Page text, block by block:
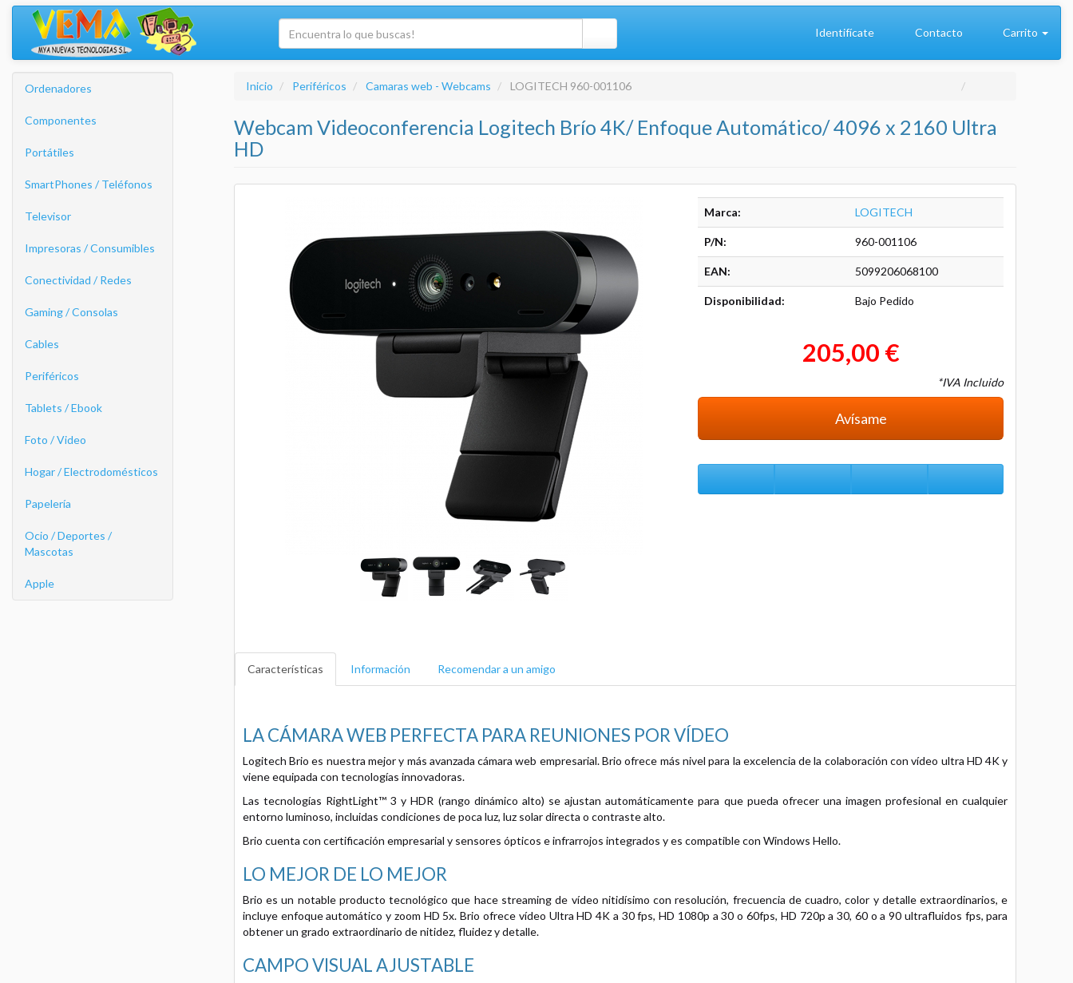
Identifícate Contacto Carrito
Ordenadores
Componentes
Portátiles
SmartPhones / Teléfonos
Televisor
Impresoras / Consumibles
Conectividad / Redes
Gaming / Consolas
Cables
Periféricos
Tablets / Ebook
Foto / Video
Hogar / Electrodomésticos
Papelería
Ocio / Deportes /
Mascotas
Apple
Inicio Periféricos Camaras web - Webcams LOGITECH 960-001106
Webcam Videoconferencia Logitech Brío 4K/ Enfoque Automático/ 4096 x 2160 Ultra
HD
Marca: LOGITECH
P/N: 960-001106
EAN: 5099206068100
Disponibilidad: Bajo Pedido
205,00 €
*IVA Incluido
Avísame
Características Información Recomendar a un amigo
LA CÁMARA WEB PERFECTA PARA REUNIONES POR VÍDEO
Logitech Brio es nuestra mejor y más avanzada cámara web empresarial. Brio ofrece más nivel para la excelencia de la colaboración con vídeo ultra HD 4K y
viene equipada con tecnologías innovadoras.
Las tecnologías RightLight™ 3 y HDR (rango dinámico alto) se ajustan automáticamente para que pueda ofrecer una imagen profesional en cualquier
entorno luminoso, incluidas condiciones de poca luz, luz solar directa o contraste alto.
Brio cuenta con certificación empresarial y sensores ópticos e infrarrojos integrados y es compatible con Windows Hello.
LO MEJOR DE LO MEJOR
Brio es un notable producto tecnológico que hace streaming de vídeo nitidísimo con resolución, frecuencia de cuadro, color y detalle extraordinarios, e
incluye enfoque automático y zoom HD 5x. Brio ofrece vídeo Ultra HD 4K a 30 fps, HD 1080p a 30 o 60fps, HD 720p a 30, 60 o a 90 ultrafluidos fps, para
obtener un grado extraordinario de nitidez, fluidez y detalle.
CAMPO VISUAL AJUSTABLE